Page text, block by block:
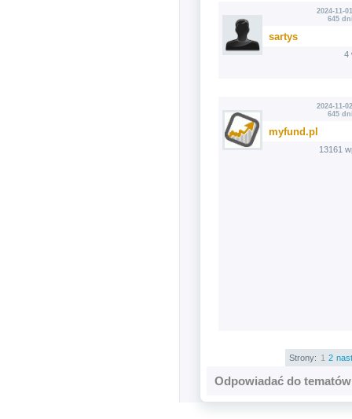
2024-11-
645
sartys
4
2024-11-
645
myfund.pl
13161
Strony: 1 2
Odpowiadać do